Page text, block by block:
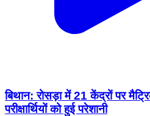
बिथान: रोसड़ा में 21 केंद्रों पर
परीक्षार्थियों को हुई परेशानी